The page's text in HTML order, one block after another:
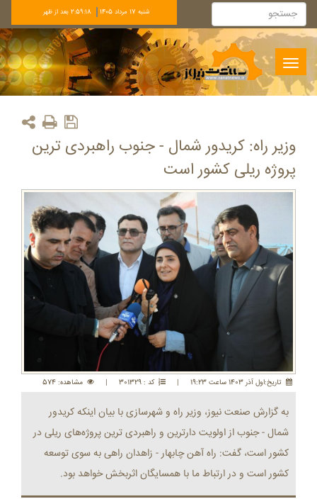
شنبه 17 مرداد 1405 2:59:18 بعد از ظهر
Toggle
navigation
وزیر راه: کریدور شمال - جنوب راهبردی ترین
پروژه‌ ریلی کشور است
تاريخ:اول آذر 1403 ساعت 19:23 | کد : 301329 | مشاهده: 574
به گزارش صنعت نیوز، وزیر راه و شهرسازی با بیان اینکه کریدور
شمال - جنوب از اولویت دارترین و راهبردی ترین پروژه‌های ریلی در
کشور است، گفت: راه آهن چابهار - زاهدان راهی به سوی توسعه
کشور است و در ارتباط ما با همسایگان اثربخش خواهد بود.